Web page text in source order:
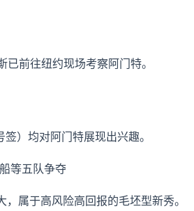
前往纽约现场考察阿门特。
）均对阿门特展现出兴趣。
属于高风险高回报的毛坯型新秀。